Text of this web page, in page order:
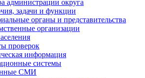
администрации округа
задачи и функции
органы и представительства
организации
проверок
информация
системы
СМИ